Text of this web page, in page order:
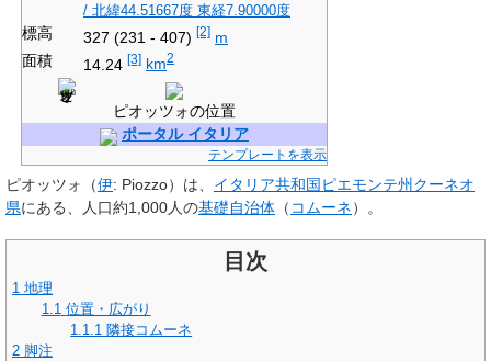
/ 北緯44.51667度 東経7.90000度
標高 327 (231 - 407) [2] m
面積
14.24 [3] km2
ピオッツォの位置
ポータル イタリア
テンプレートを表示
ピオッツォ （伊: Piozzo）は、 イタリア共和国ピエモンテ州クーネオ
県にある、人口約1,000人の基礎自治体 （ コムーネ）。
目次
1 地理
1.1 位置・広がり
1.1.1 隣接コムーネ
2 脚注